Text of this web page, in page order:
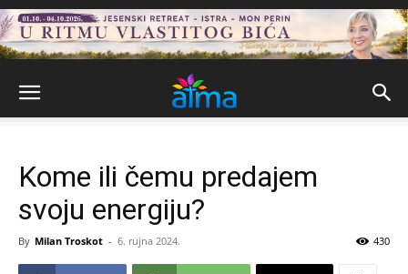
Kome ili čemu predajem
svoju energiju?
By Milan Troskot - 6. rujna 2024. 430